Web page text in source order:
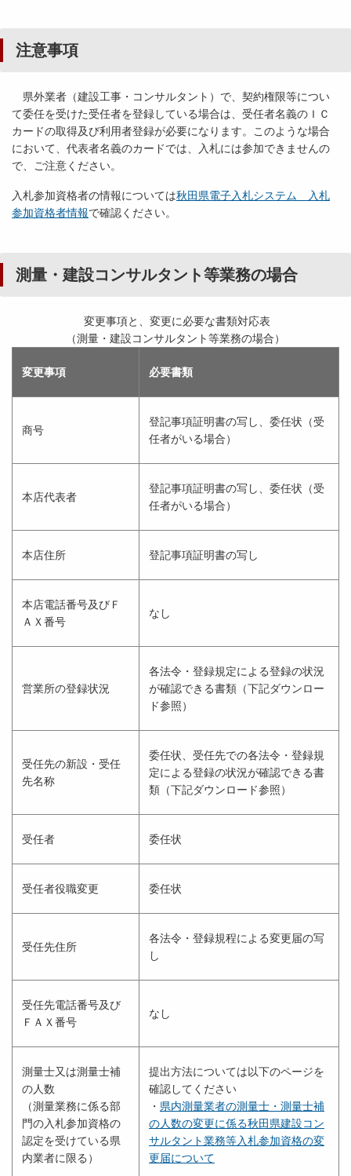
注意事項
県外業者（建設工事・コンサルタント）で、契約権限等につい
て委任を受けた受任者を登録している場合は、受任者名義のＩＣ
カードの取得及び利用者登録が必要になります。このような場合
において、代表者名義のカードでは、入札には参加できませんの
で、ご注意ください。
入札参加資格者の情報については秋田県電子入札システム 入札
参加資格者情報で確認ください。
測量・建設コンサルタント等業務の場合
変更事項 必要書類
変更事項と、変更に必要な書類対応表
（測量・建設コンサルタント等業務の場合）
商号
登記事項証明書の写し、委任状（受
任者がいる場合）
本店代表者
登記事項証明書の写し、委任状（受
任者がいる場合）
本店住所 登記事項証明書の写し
本店電話番号及びＦ
ＡＸ番号
なし
営業所の登録状況
各法令・登録規定による登録の状況
が確認できる書類（下記ダウンロー
ド参照）
受任先の新設・受任
先名称
委任状、受任先での各法令・登録規
定による登録の状況が確認できる書
類（下記ダウンロード参照）
受任者 委任状
受任者役職変更 委任状
受任先住所
各法令・登録規程による変更届の写
し
受任先電話番号及び
ＦＡＸ番号
なし
測量士又は測量士補
の人数
（測量業務に係る部
門の入札参加資格の
認定を受けている県
内業者に限る）
提出方法については以下のページを
確認してください
・ 県内測量業者の測量士・測量士補
の人数の変更に係る秋田県建設コン
サルタント業務等入札参加資格の変
更届について